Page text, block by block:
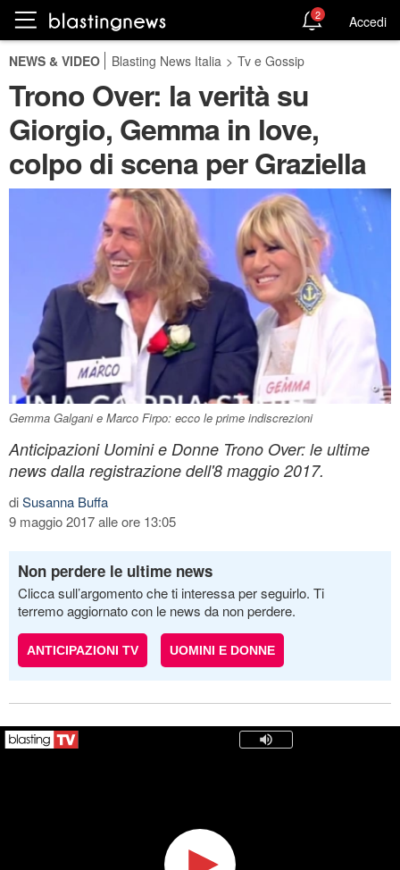
2 Accedi
NEWS & VIDEO Blasting News Italia > Tv e Gossip
Trono Over: la verità su
Giorgio, Gemma in love,
colpo di scena per Graziella
Gemma Galgani e Marco Firpo: ecco le prime indiscrezioni
Anticipazioni Uomini e Donne Trono Over: le ultime
news dalla registrazione dell'8 maggio 2017.
diSusanna Buffa
9 maggio 2017 alle ore 13:05
Non perdere le ultime news
Clicca sull’argomento che ti interessa per seguirlo. Ti
terremo aggiornato con le news da non perdere.
ANTICIPAZIONI TV UOMINI E DONNE